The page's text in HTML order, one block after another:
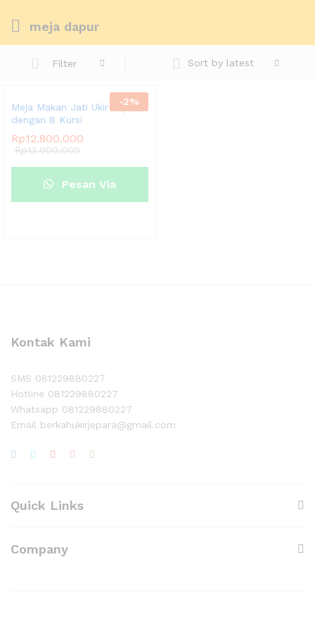
meja dapur
Filter Sort by latest
-2%
Meja Makan Jati Ukir Jepara
dengan 8 Kursi
Rp12.800.000
Rp13.000.000
Pesan Via
Kontak Kami
SMS 081229880227
Hotline 081229880227
Whatsapp 081229880227
Email berkahukirjepara@gmail.com
Quick Links
Company